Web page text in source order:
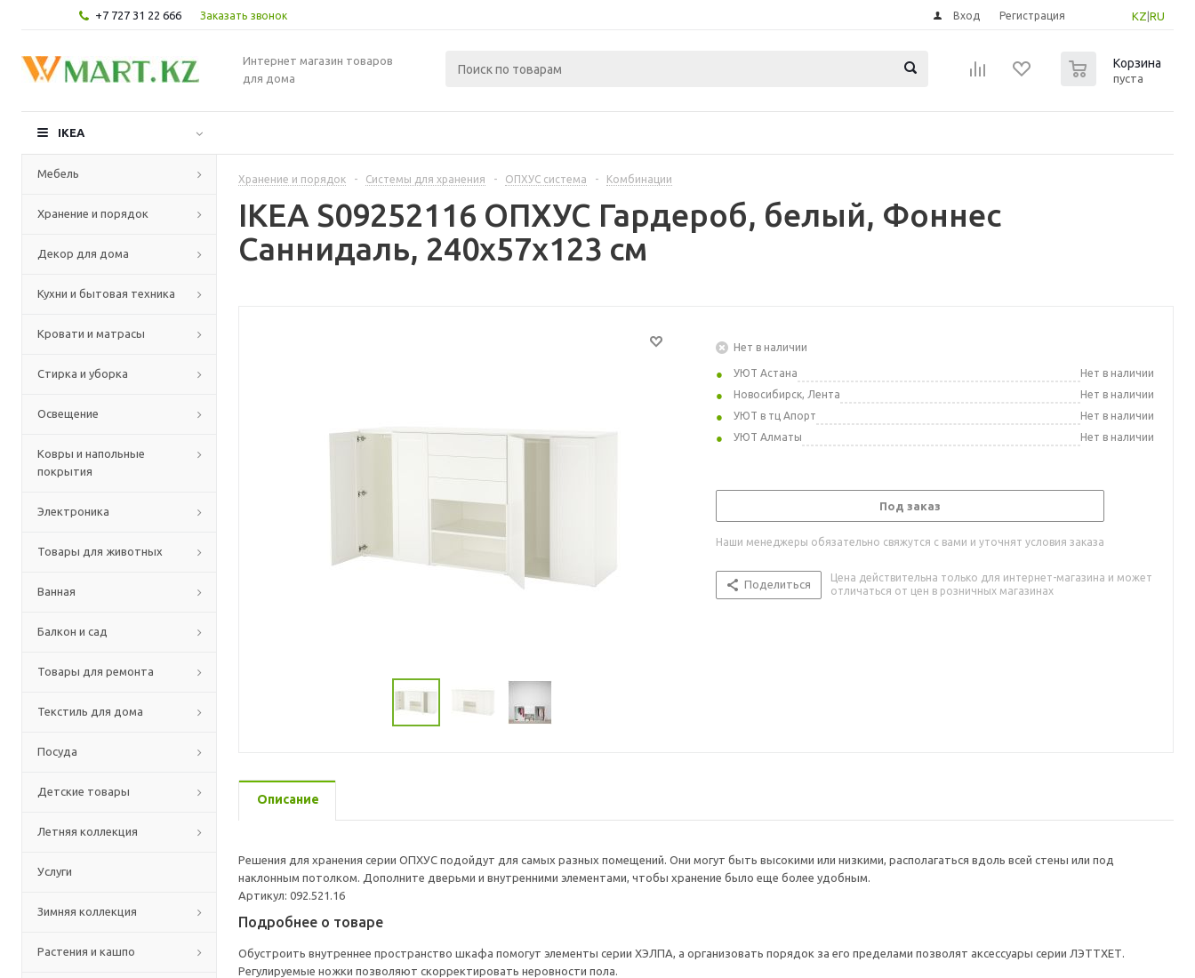
+7 727 31 22 666 Заказать звонок KZ RU
Вход Регистрация
Интернет магазин товаров
для дома
Корзина
пуста
IKEA
Мебель
Хранение и порядок
Декор для дома
Кухни и бытовая техника
Кровати и матрасы
Стирка и уборка
Освещение
Ковры и напольные
покрытия
Электроника
Товары для животных
Ванная
Балкон и сад
Товары для ремонта
Текстиль для дома
Посуда
Детские товары
Летняя коллекция
Услуги
Зимняя коллекция
Растения и кашпо
Хранение и порядок - Системы для хранения - ОПХУС система - Комбинации
IKEA S09252116 ОПХУС Гардероб, белый, Фоннес
Саннидаль, 240x57x123 см
Нет в наличии
УЮТ Астана
Нет в наличии
Новосибирск, Лента
Нет в наличии
УЮТ в тц Апорт
Нет в наличии
УЮТ Алматы
Нет в наличии
Под заказ
Наши менеджеры обязательно свяжутся с вами и уточнят условия заказа
Поделиться
Цена действительна только для интернет-магазина и может
отличаться от цен в розничных магазинах
Описание
Решения для хранения серии ОПХУС подойдут для самых разных помещений. Они могут быть высокими или низкими, располагаться вдоль всей стены или под
наклонным потолком. Дополните дверьми и внутренними элементами, чтобы хранение было еще более удобным.
Артикул: 092.521.16
Подробнее о товаре
Обустроить внутреннее пространство шкафа помогут элементы серии ХЭЛПА, а организовать порядок за его пределами позволят аксессуары серии ЛЭТТХЕТ.
Регулируемые ножки позволяют скорректировать неровности пола.